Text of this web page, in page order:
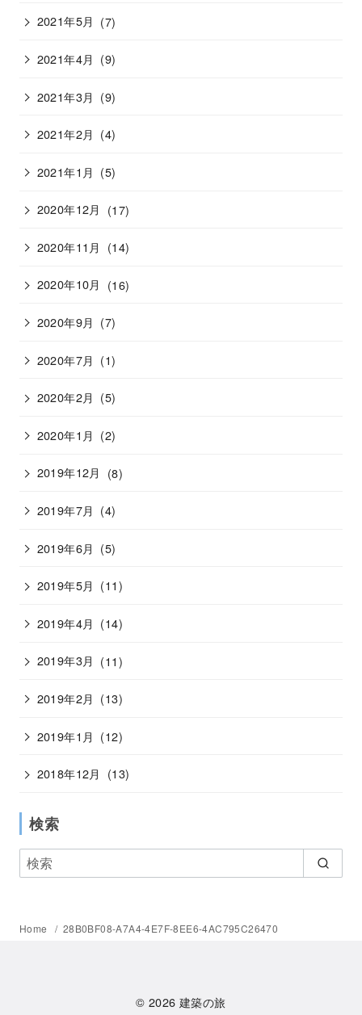
2021年5月 (7)
2021年4月 (9)
2021年3月 (9)
2021年2月 (4)
2021年1月 (5)
2020年12月 (17)
2020年11月 (14)
2020年10月 (16)
2020年9月 (7)
2020年7月 (1)
2020年2月 (5)
2020年1月 (2)
2019年12月 (8)
2019年7月 (4)
2019年6月 (5)
2019年5月 (11)
2019年4月 (14)
2019年3月 (11)
2019年2月 (13)
2019年1月 (12)
2018年12月 (13)
検索
Home 28B0BF08-A7A4-4E7F-8EE6-4AC795C26470
© 2026建築の旅